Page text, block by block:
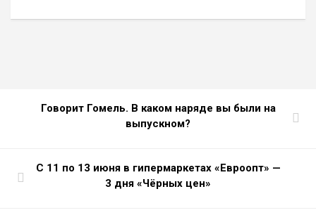
Говорит Гомель. В каком наряде вы были на
выпускном?
С 11 по 13 июня в гипермаркетах «Евроопт» —
3 дня «Чёрных цен»